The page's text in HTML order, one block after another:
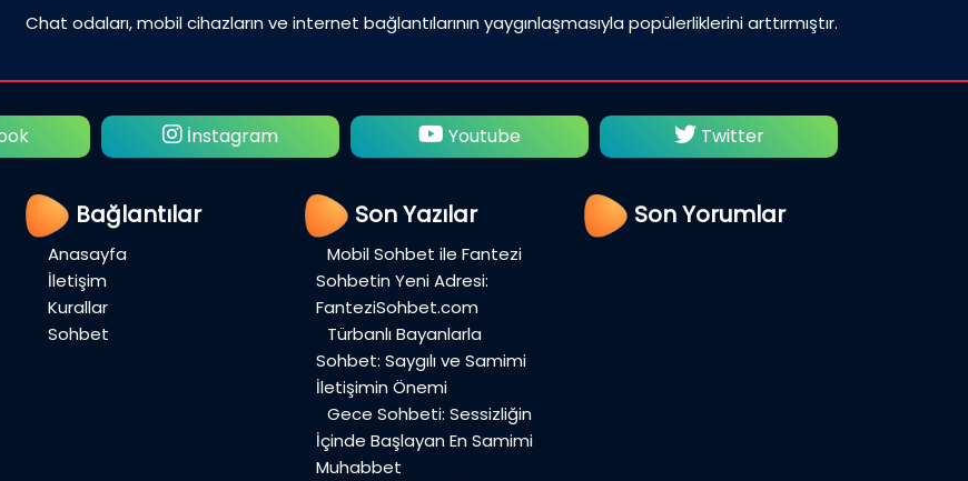
Chat odaları, mobil cihazların ve internet bağlantılarının yaygınlaşmasıyla popülerliklerini arttırmıştır.
İnstagram Youtube Twitter
Bağlantılar
Anasayfa
İletişim
Kurallar
Sohbet
Son Yazılar
Mobil Sohbet ile Fantezi
Sohbetin Yeni Adresi:
FanteziSohbet.com
Türbanlı Bayanlarla
Sohbet: Saygılı ve Samimi
İletişimin Önemi
Gece Sohbeti: Sessizliğin
İçinde Başlayan En Samimi
Muhabbet
Son Yorumlar